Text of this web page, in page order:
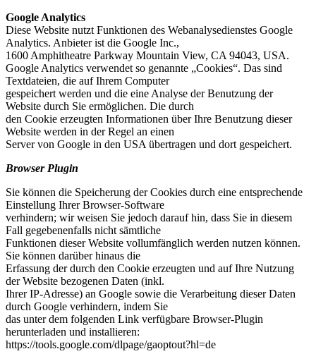
Google Analytics
Diese Website nutzt Funktionen des Webanalysedienstes Google
Analytics. Anbieter ist die Google Inc.,
1600 Amphitheatre Parkway Mountain View, CA 94043, USA.
Google Analytics verwendet so genannte „Cookies“. Das sind
Textdateien, die auf Ihrem Computer
gespeichert werden und die eine Analyse der Benutzung der
Website durch Sie ermöglichen. Die durch
den Cookie erzeugten Informationen über Ihre Benutzung dieser
Website werden in der Regel an einen
Server von Google in den USA übertragen und dort gespeichert.
Browser Plugin
Sie können die Speicherung der Cookies durch eine entsprechende
Einstellung Ihrer Browser-Software
verhindern; wir weisen Sie jedoch darauf hin, dass Sie in diesem
Fall gegebenenfalls nicht sämtliche
Funktionen dieser Website vollumfänglich werden nutzen können.
Sie können darüber hinaus die
Erfassung der durch den Cookie erzeugten und auf Ihre Nutzung
der Website bezogenen Daten (inkl.
Ihrer IP-Adresse) an Google sowie die Verarbeitung dieser Daten
durch Google verhindern, indem Sie
das unter dem folgenden Link verfügbare Browser-Plugin
herunterladen und installieren:
https://tools.google.com/dlpage/gaoptout?hl=de